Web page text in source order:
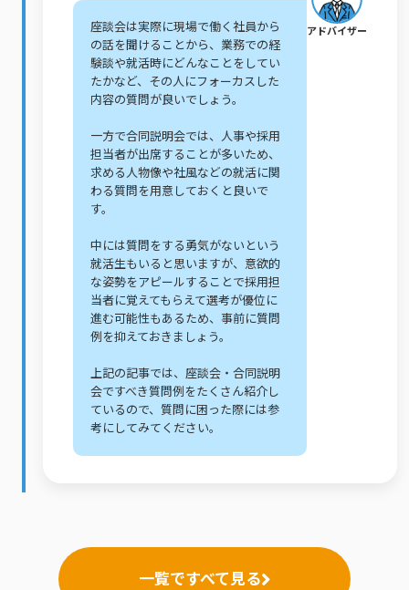
アドバイザー
座談会は実際に現場で働く社員から
の話を聞けることから、業務での経
験談や就活時にどんなことをしてい
たかなど、その人にフォーカスした
内容の質問が良いでしょう。
一方で合同説明会では、人事や採用
担当者が出席することが多いため、
求める人物像や社風などの就活に関
わる質問を用意しておくと良いで
す。
中には質問をする勇気がないという
就活生もいると思いますが、意欲的
な姿勢をアピールすることで採用担
当者に覚えてもらえて選考が優位に
進む可能性もあるため、事前に質問
例を抑えておきましょう。
上記の記事では、座談会・合同説明
会ですべき質問例をたくさん紹介し
ているので、質問に困った際には参
考にしてみてください。
一覧ですべて見る